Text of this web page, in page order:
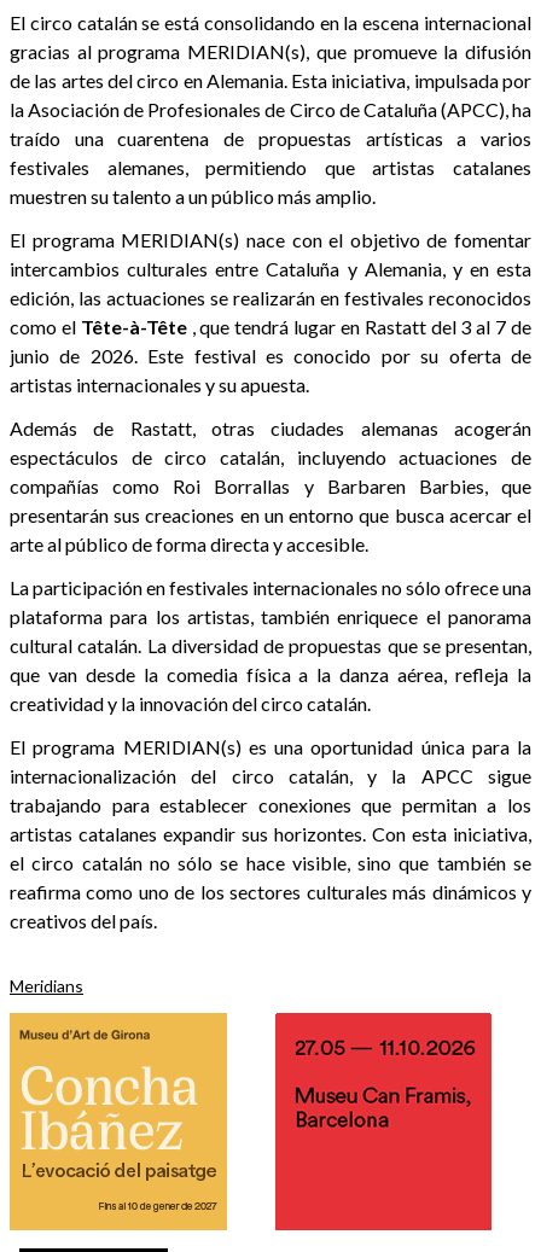
El circo catalán se está consolidando en la escena internacional
gracias al programa MERIDIAN(s), que promueve la difusión
de las artes del circo en Alemania. Esta iniciativa, impulsada por
la Asociación de Profesionales de Circo de Cataluña (APCC), ha
traído una cuarentena de propuestas artísticas a varios
festivales alemanes, permitiendo que artistas catalanes
muestren su talento a un público más amplio.
El programa MERIDIAN(s) nace con el objetivo de fomentar
intercambios culturales entre Cataluña y Alemania, y en esta
edición, las actuaciones se realizarán en festivales reconocidos
como el Tête-à-Tête, que tendrá lugar en Rastatt del 3 al 7 de
junio de 2026. Este festival es conocido por su oferta de
artistas internacionales y su apuesta.
Además de Rastatt, otras ciudades alemanas acogerán
espectáculos de circo catalán, incluyendo actuaciones de
compañías como Roi Borrallas y Barbaren Barbies, que
presentarán sus creaciones en un entorno que busca acercar el
arte al público de forma directa y accesible.
La participación en festivales internacionales no sólo ofrece una
plataforma para los artistas, también enriquece el panorama
cultural catalán. La diversidad de propuestas que se presentan,
que van desde la comedia física a la danza aérea, refleja la
creatividad y la innovación del circo catalán.
El programa MERIDIAN(s) es una oportunidad única para la
internacionalización del circo catalán, y la APCC sigue
trabajando para establecer conexiones que permitan a los
artistas catalanes expandir sus horizontes. Con esta iniciativa,
el circo catalán no sólo se hace visible, sino que también se
reafirma como uno de los sectores culturales más dinámicos y
creativos del país.
Meridians